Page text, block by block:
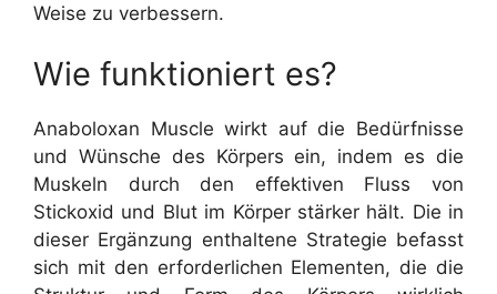
Weise zu verbessern.
Wie funktioniert es?
Anaboloxan Muscle wirkt auf die Bedürfnisse
und Wünsche des Körpers ein, indem es die
Muskeln durch den effektiven Fluss von
Stickoxid und Blut im Körper stärker hält. Die in
dieser Ergänzung enthaltene Strategie befasst
sich mit den erforderlichen Elementen, die die